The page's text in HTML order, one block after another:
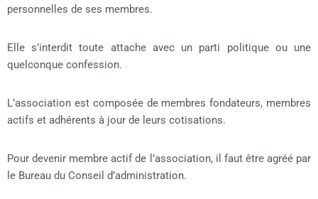
personnelles de ses membres.
Elle s’interdit toute attache avec un parti politique ou une
quelconque confession.
L’association est composée de membres fondateurs, membres
actifs et adhérents à jour de leurs cotisations.
Pour devenir membre actif de l’association, il faut être agréé par
le Bureau du Conseil d’administration.